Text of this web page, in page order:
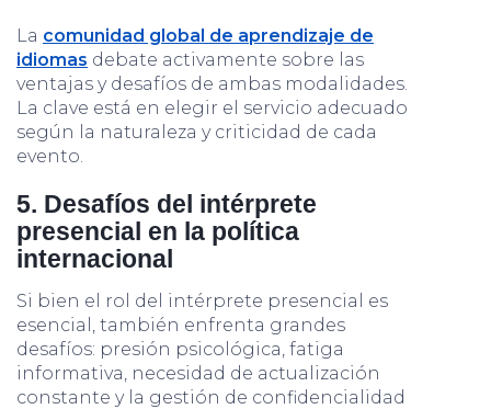
La comunidad global de aprendizaje de
idiomas debate activamente sobre las
ventajas y desafíos de ambas modalidades.
La clave está en elegir el servicio adecuado
según la naturaleza y criticidad de cada
evento.
5. Desafíos del intérprete
presencial en la política
internacional
Si bien el rol del intérprete presencial es
esencial, también enfrenta grandes
desafíos: presión psicológica, fatiga
informativa, necesidad de actualización
constante y la gestión de confidencialidad